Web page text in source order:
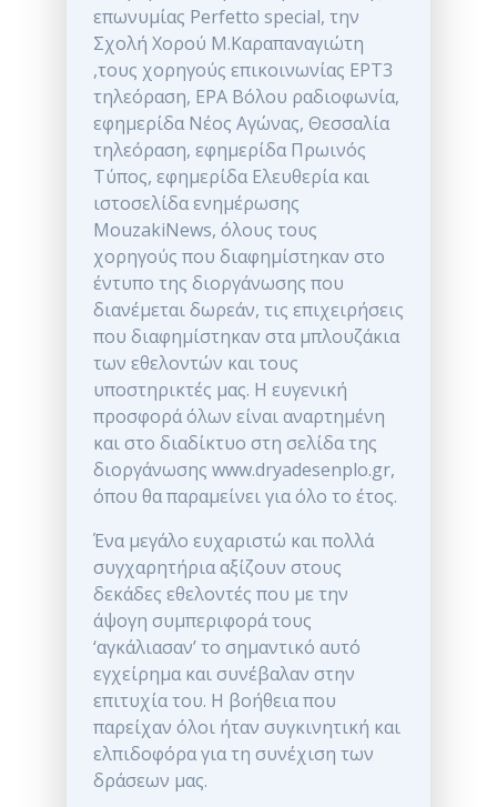
επωνυμίας Perfetto special, την
Σχολή Χορού Μ.Καραπαναγιώτη
,τους χορηγούς επικοινωνίας ΕΡΤ3
τηλεόραση, ΕΡΑ Βόλου ραδιοφωνία,
εφημερίδα Νέος Αγώνας, Θεσσαλία
τηλεόραση, εφημερίδα Πρωινός
Τύπος, εφημερίδα Ελευθερία και
ιστοσελίδα ενημέρωσης
MouzakiNews, όλους τους
χορηγούς που διαφημίστηκαν στο
έντυπο της διοργάνωσης που
διανέμεται δωρεάν, τις επιχειρήσεις
που διαφημίστηκαν στα μπλουζάκια
των εθελοντών και τους
υποστηρικτές μας. Η ευγενική
προσφορά όλων είναι αναρτημένη
και στο διαδίκτυο στη σελίδα της
διοργάνωσης www.dryadesenplo.gr,
όπου θα παραμείνει για όλο το έτος.
Ένα μεγάλο ευχαριστώ και πολλά
συγχαρητήρια αξίζουν στους
δεκάδες εθελοντές που με την
άψογη συμπεριφορά τους
‘αγκάλιασαν’ το σημαντικό αυτό
εγχείρημα και συνέβαλαν στην
επιτυχία του. Η βοήθεια που
παρείχαν όλοι ήταν συγκινητική και
ελπιδοφόρα για τη συνέχιση των
δράσεων μας.